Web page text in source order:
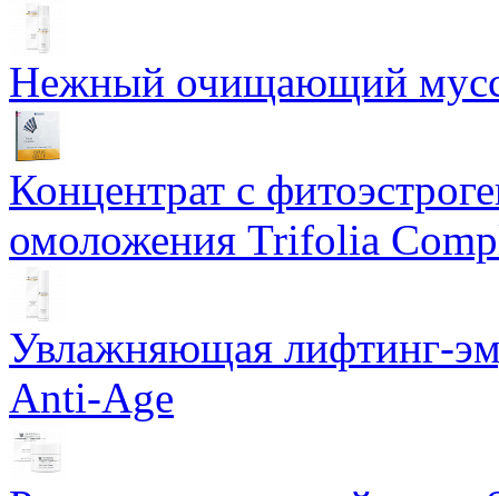
Нежный очищающий мусс
Концентрат с
омоложения Trifolia
Увлажняющая лифтинг-
Anti-Age